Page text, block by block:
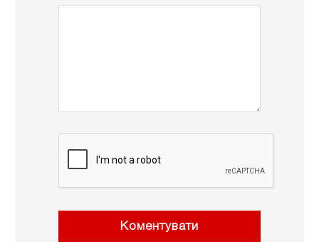
Коментувати